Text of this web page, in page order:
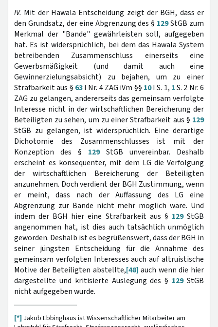
IV. Mit der Hawala Entscheidung zeigt der BGH, dass er
den Grundsatz, der eine Abgrenzung des § 129StGB zum
Merkmal der "Bande" gewährleisten soll, aufgegeben
hat. Es ist widersprüchlich, bei dem das Hawala System
betreibenden Zusammenschluss einerseits eine
Gewerbsmäßigkeit (und damit auch eine
Gewinnerzielungsabsicht) zu bejahen, um zu einer
Strafbarkeit aus § 63I Nr. 4 ZAG iVm §§ 10I S. 1, 1S. 2 Nr. 6
ZAG zu gelangen, andererseits das gemeinsam verfolgte
Interesse nicht in der wirtschaftlichen Bereicherung der
Beteiligten zu sehen, um zu einer Strafbarkeit aus § 129
StGB zu gelangen, ist widersprüchlich. Eine derartige
Dichotomie des Zusammenschlusses ist mit der
Konzeption des § 129StGB unvereinbar. Deshalb
erscheint es konsequenter, mit dem LG die Verfolgung
der wirtschaftlichen Bereicherung der Beteiligten
anzunehmen. Doch verdient der BGH Zustimmung, wenn
er meint, dass nach der Auffassung des LG eine
Abgrenzung zur Bande nicht mehr möglich wäre. Und
indem der BGH hier eine Strafbarkeit aus § 129StGB
angenommen hat, ist dies auch tatsächlich unmöglich
geworden. Deshalb ist es begrüßenswert, dass der BGH in
seiner jüngsten Entscheidung für die Annahme des
gemeinsam verfolgten Interesses auch auf altruistische
Motive der Beteiligten abstellte,[48] auch wenn die hier
dargestellte und kritisierte Auslegung des § 129StGB
nicht aufgegeben wurde.
[*] Jakob Ebbinghaus ist Wissenschaftlicher Mitarbeiter am